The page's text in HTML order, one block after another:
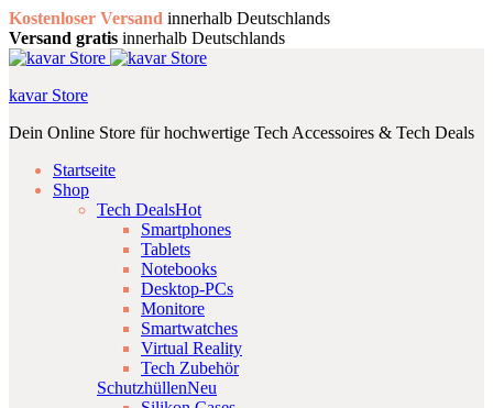
Kostenloser Versand innerhalb Deutschlands
Versand gratis innerhalb Deutschlands
kavar Store
Dein Online Store für hochwertige Tech Accessoires & Tech Deals
Startseite
Shop
Tech DealsHot
Smartphones
Tablets
Notebooks
Desktop-PCs
Monitore
Smartwatches
Virtual Reality
Tech Zubehör
SchutzhüllenNeu